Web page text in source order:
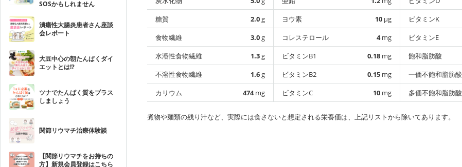
SOSかもしれません
潰瘍性大腸炎患者さん座談
会レポート
大豆中心の朝たんぱくダイ
エットとは!?
ツナでたんぱく質をプラス
しましょう
関節リウマチ治療体験談
【関節リウマチをお持ちの
方】新規会員登録はこちら
糖質
2.0g
食物繊維
3.0g
水溶性食物繊維
1.3g
不溶性食物繊維
1.6g
カリウム
474mg
ヨウ素
10 µg
コレステロール
4mg
ビタミンB1
0.18 mg
ビタミンB2
0.15 mg
ビタミンC
10 mg
ビタミンK
ビタミンE
飽和脂肪酸
一価不飽和脂肪酸
多価不飽和脂肪酸
煮物や麺類の残り汁など、実際には食さないと想定される栄養価は、上記リストから除いてあります。